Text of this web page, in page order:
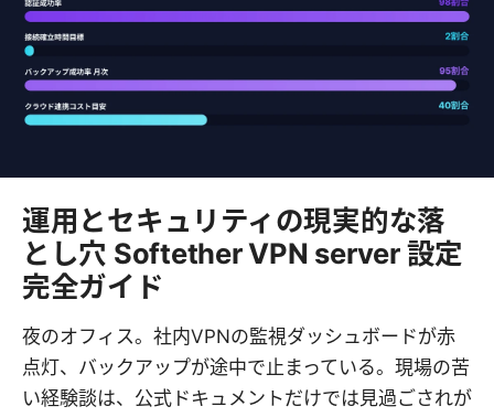
運用とセキュリティの現実的な落
とし穴 Softether VPN server 設定
完全ガイド
夜のオフィス。社内VPNの監視ダッシュボードが赤
点灯、バックアップが途中で止まっている。現場の苦
い経験談は、公式ドキュメントだけでは見過ごされが